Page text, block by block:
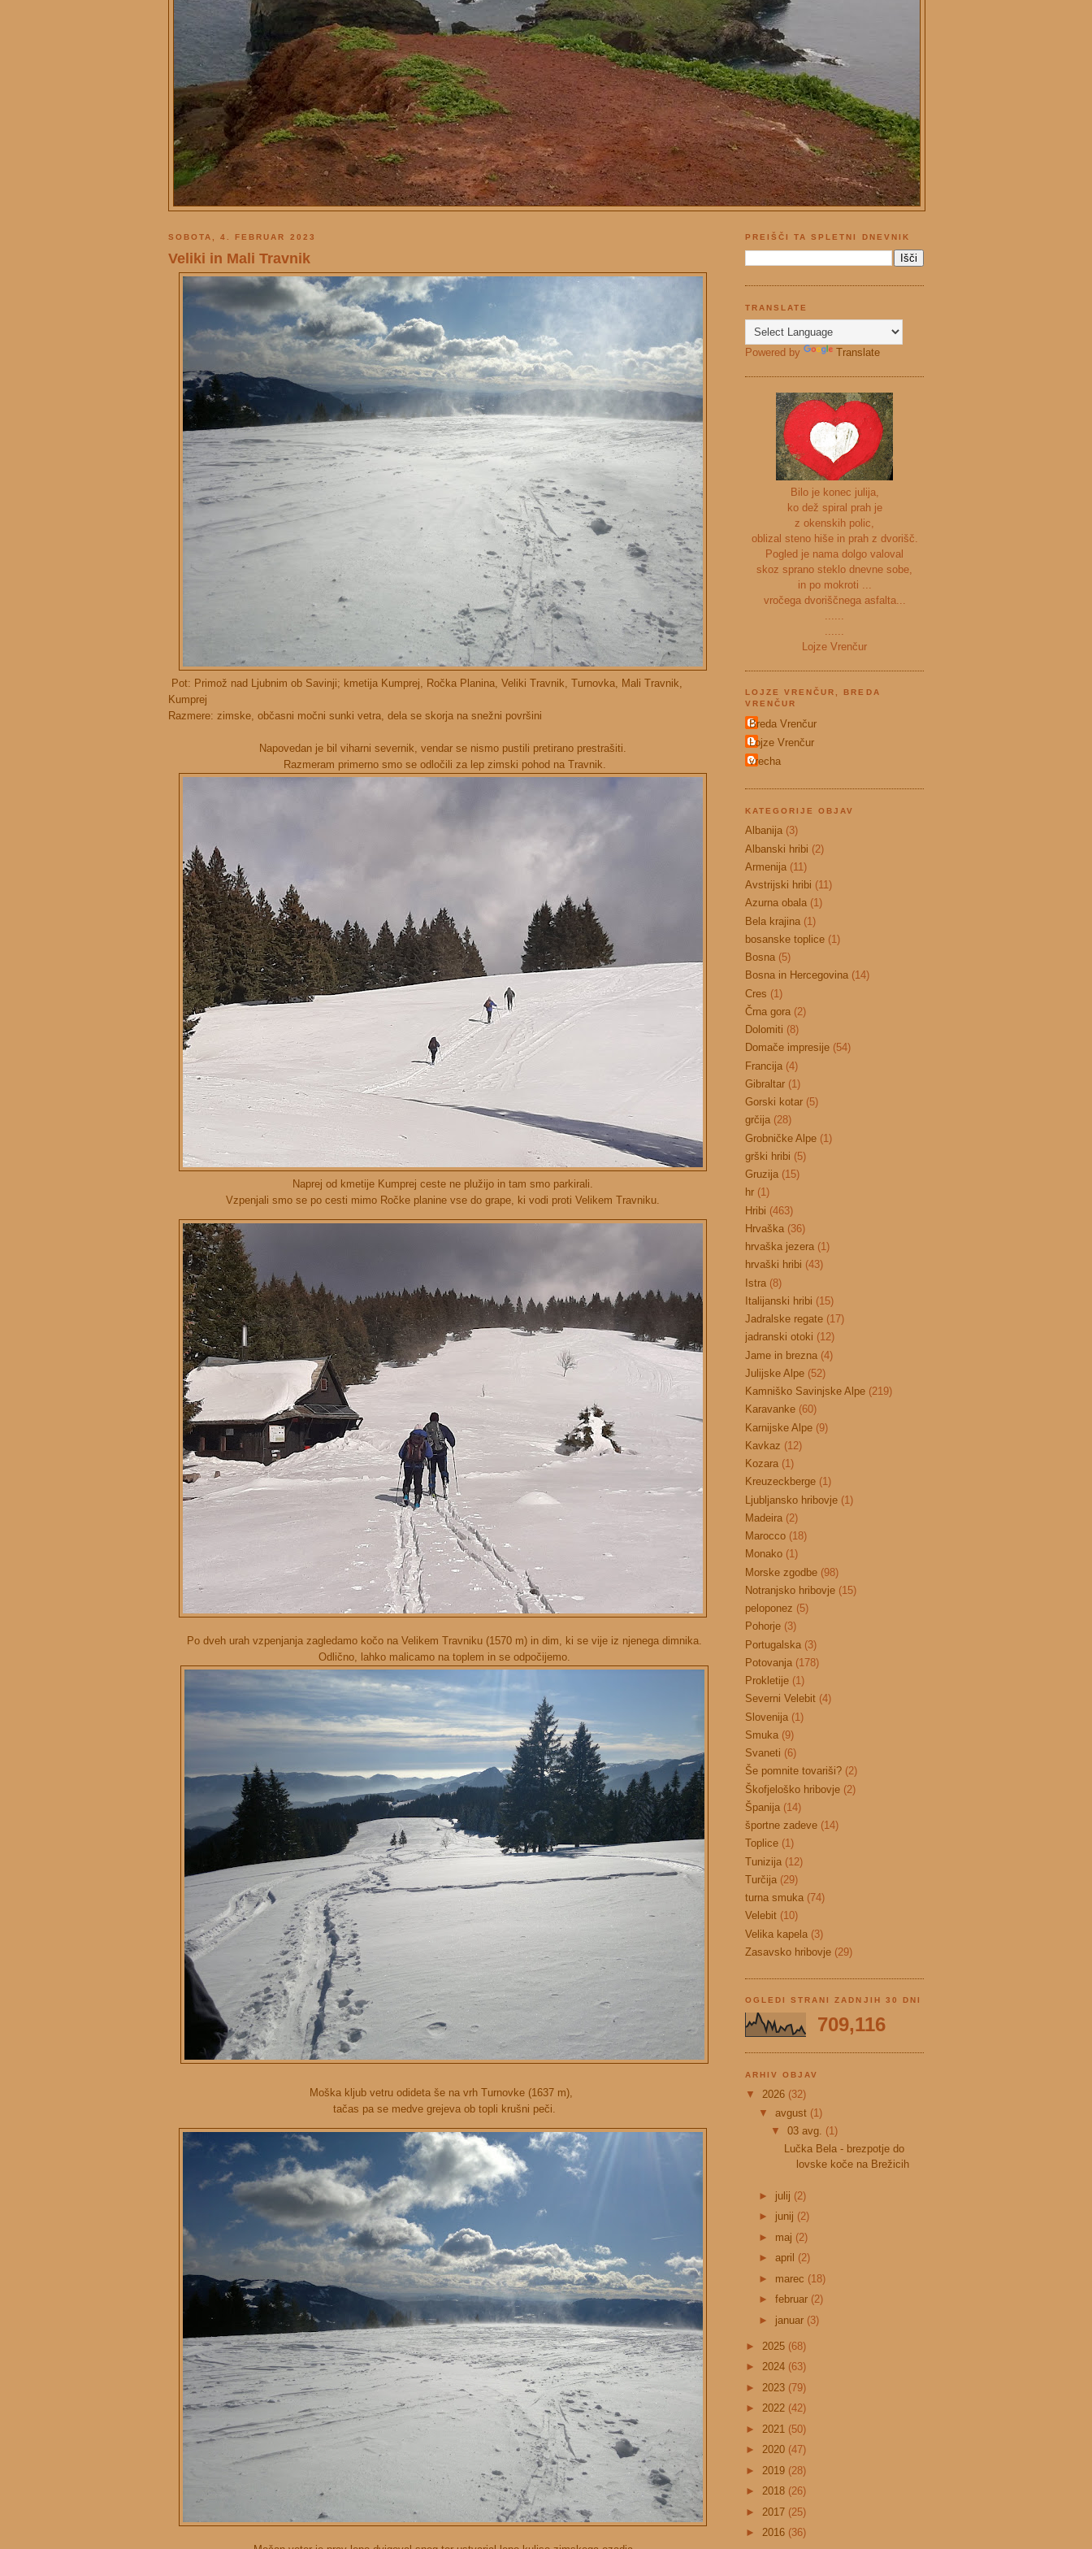
SOBOTA, 4. FEBRUAR 2023
Veliki in Mali Travnik
Pot: Primož nad Ljubnim ob Savinji; kmetija Kumprej, Ročka Planina, Veliki Travnik, Turnovka, Mali Travnik,
Kumprej
Razmere: zimske, občasni močni sunki vetra, dela se skorja na snežni površini
Napovedan je bil viharni severnik, vendar se nismo pustili pretirano prestrašiti.
Razmeram primerno smo se odločili za lep zimski pohod na Travnik.
Naprej od kmetije Kumprej ceste ne plužijo in tam smo parkirali.
Vzpenjali smo se po cesti mimo Ročke planine vse do grape, ki vodi proti Velikem Travniku.
Po dveh urah vzpenjanja zagledamo kočo na Velikem Travniku (1570 m) in dim, ki se vije iz njenega dimnika.
Odlično, lahko malicamo na toplem in se odpočijemo.
Moška kljub vetru odideta še na vrh Turnovke (1637 m),
tačas pa se medve grejeva ob topli krušni peči.
PREIŠČI TA SPLETNI DNEVNIK
TRANSLATE
Powered by Translate
Bilo je konec julija,
ko dež spiral prah je
z okenskih polic,
oblizal steno hiše in prah z dvorišč.
Pogled je nama dolgo valoval
skoz sprano steklo dnevne sobe,
in po mokroti ...
vročega dvoriščnega asfalta...
......
......
Lojze Vrenčur
LOJZE VRENČUR, BREDA
VRENČUR
Breda Vrenčur
Lojze Vrenčur
vrecha
KATEGORIJE OBJAV
Albanija (3)
Albanski hribi (2)
Armenija (11)
Avstrijski hribi (11)
Azurna obala (1)
Bela krajina (1)
bosanske toplice (1)
Bosna (5)
Bosna in Hercegovina (14)
Cres (1)
Črna gora (2)
Dolomiti (8)
Domače impresije (54)
Francija (4)
Gibraltar (1)
Gorski kotar (5)
grčija (28)
Grobničke Alpe (1)
grški hribi (5)
Gruzija (15)
hr (1)
Hribi (463)
Hrvaška (36)
hrvaška jezera (1)
hrvaški hribi (43)
Istra (8)
Italijanski hribi (15)
Jadralske regate (17)
jadranski otoki (12)
Jame in brezna (4)
Julijske Alpe (52)
Kamniško Savinjske Alpe (219)
Karavanke (60)
Karnijske Alpe (9)
Kavkaz (12)
Kozara (1)
Kreuzeckberge (1)
Ljubljansko hribovje (1)
Madeira (2)
Marocco (18)
Monako (1)
Morske zgodbe (98)
Notranjsko hribovje (15)
peloponez (5)
Pohorje (3)
Portugalska (3)
Potovanja (178)
Prokletije (1)
Severni Velebit (4)
Slovenija (1)
Smuka (9)
Svaneti (6)
Še pomnite tovariši? (2)
Škofjeloško hribovje (2)
Španija (14)
športne zadeve (14)
Toplice (1)
Tunizija (12)
Turčija (29)
turna smuka (74)
Velebit (10)
Velika kapela (3)
Zasavsko hribovje (29)
OGLEDI STRANI ZADNJIH 30 DNI
709,116
ARHIV OBJAV
▼ 2026 (32)
▼ avgust (1)
▼03 avg. (1)
Lučka Bela - brezpotje do
lovske koče na Brežicih
► julij (2)
► junij (2)
► maj (2)
► april (2)
► marec (18)
► februar (2)
► januar (3)
► 2025 (68)
► 2024 (63)
► 2023 (79)
► 2022 (42)
► 2021 (50)
► 2020 (47)
► 2019 (28)
► 2018 (26)
► 2017 (25)
► 2016 (36)